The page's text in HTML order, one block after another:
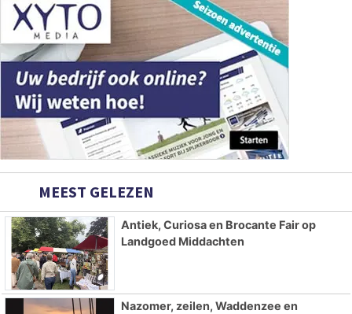
MEEST GELEZEN
Antiek, Curiosa en Brocante Fair op
Landgoed Middachten
Nazomer, zeilen, Waddenzee en